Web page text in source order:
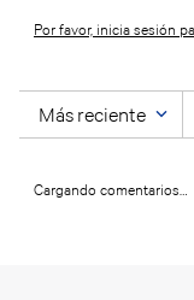
Por favor, inicia sesión
Más reciente
Cargando comentarios…